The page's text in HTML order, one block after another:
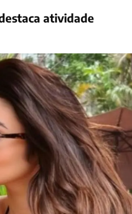
atividade